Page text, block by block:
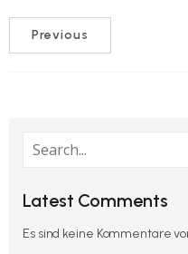
Previous
Latest Comments
Es sind keine Kommentare